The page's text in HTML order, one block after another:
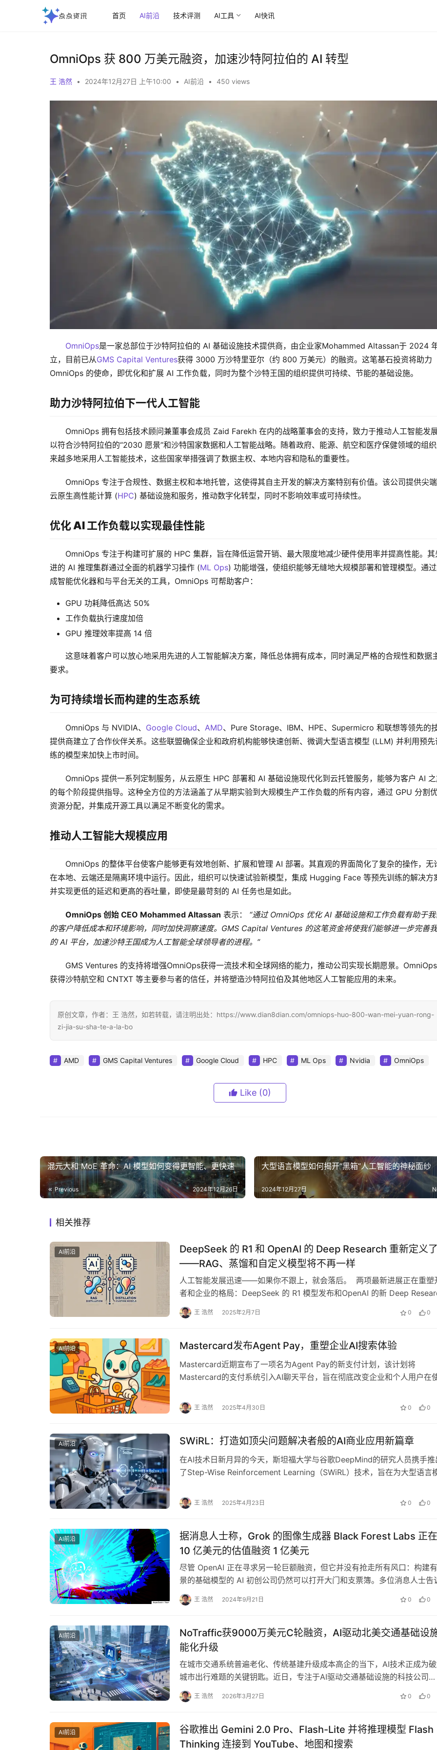
首页 AI前沿 技术评测 AI工具 AI快讯
OmniOps 获 800 万美元融资，加速沙特阿拉伯的 AI 转型
王 浩然 • 2024年12月27日 上午10:00 • AI前沿 • 450 views
OmniOps是一家总部位于沙特阿拉伯的 AI 基础设施技术提供商，由企业家Mohammed Altassan于 2024
立，目前已从GMS Capital Ventures获得 3000 万沙特里亚尔（约 800 万美元）的融资。这笔基石投资将助力
OmniOps 的使命，即优化和扩展 AI 工作负载，同时为整个沙特王国的组织提供可持续、节能的基础设施。
助力沙特阿拉伯下一代人工智能
OmniOps 拥有包括技术顾问兼董事会成员 Zaid Farekh 在内的战略董事会的支持，致力于推动人工智能发展
以符合沙特阿拉伯的“2030 愿景”和沙特国家数据和人工智能战略。随着政府、能源、航空和医疗保健领域的组
来越多地采用人工智能技术，这些国家举措强调了数据主权、本地内容和隐私的重要性。
OmniOps 专注于合规性、数据主权和本地托管，这使得其自主开发的解决方案特别有价值。该公司提供尖
云原生高性能计算 (HPC) 基础设施和服务，推动数字化转型，同时不影响效率或可持续性。
优化 AI 工作负载以实现最佳性能
OmniOps 专注于构建可扩展的 HPC 集群，旨在降低运营开销、最大限度地减少硬件使用率并提高性能。其
进的 AI 推理集群通过全面的机器学习操作 (ML Ops) 功能增强，使组织能够无缝地大规模部署和管理模型。通
成智能优化器和与平台无关的工具，OmniOps 可帮助客户：
GPU 功耗降低高达 50%
工作负载执行速度加倍
GPU 推理效率提高 14 倍
这意味着客户可以放心地采用先进的人工智能解决方案，降低总体拥有成本，同时满足严格的合规性和数据
要求。
为可持续增长而构建的生态系统
OmniOps 与 NVIDIA、 Google Cloud、 AMD、Pure Storage、IBM、HPE、Supermicro 和联想等领先的
提供商建立了合作伙伴关系。这些联盟确保企业和政府机构能够快速创新、微调大型语言模型 (LLM) 并利用预先
练的模型来加快上市时间。
OmniOps 提供一系列定制服务，从云原生 HPC 部署和 AI 基础设施现代化到云托管服务，能够为客户 AI
的每个阶段提供指导。这种全方位的方法涵盖了从早期实验到大规模生产工作负载的所有内容，通过 GPU 分割
资源分配，并集成开源工具以满足不断变化的需求。
推动人工智能大规模应用
OmniOps 的整体平台使客户能够更有效地创新、扩展和管理 AI 部署。其直观的界面简化了复杂的操作，无
在本地、云端还是隔离环境中运行。因此，组织可以快速试验新模型，集成 Hugging Face 等预先训练的解决方
并实现更低的延迟和更高的吞吐量，即使是最苛刻的 AI 任务也是如此。
OmniOps 创始 CEO Mohammed Altassan 表示： “通过 OmniOps 优化 AI 基础设施和工作负载有助于
的客户降低成本和环境影响，同时加快洞察速度。GMS Capital Ventures 的这笔资金将使我们能够进一步完善
的 AI 平台，加速沙特王国成为人工智能全球领导者的进程。”
GMS Ventures 的支持将增强OmniOps获得一流技术和全球网络的能力，推动公司实现长期愿景。
获得沙特航空和 CNTXT 等主要参与者的信任，并将塑造沙特阿拉伯及其他地区人工智能应用的未来。
原创文章，作者：王 浩然，如若转载，请注明出处：https://www.dian8dian.com/omniops-huo-800-wan-mei-yuan-rong-
zi-jia-su-sha-te-a-la-bo
AMD GMS Capital Ventures Google Cloud HPC ML Ops Nvidia OmniOps
Like (0)
混元大和 MoE 革命：AI 模型如何变得更智能、更快速
Previous 2024年12月26日
大型语言模型如何揭开“黑箱”人工智能的神秘面纱
2024年12月27日
相关推荐
AI前沿
DeepSeek 的 R1 和 OpenAI 的 Deep Research 重新定义
——RAG、蒸馏和自定义模型将不再一样
人工智能发展迅速——如果你不跟上，就会落后。 两项最新进展正在重塑
者和企业的格局：DeepSeek 的 R1 模型发布和OpenAI 的新 Deep
王 浩然 2025年2月7日 0 0
AI前沿 Mastercard发布Agent Pay，重塑企业AI搜索体验
Mastercard近期宣布了一项名为Agent Pay的新支付计划，该计划将
Mastercard的支付系统引入AI聊天平台，旨在彻底改变企业和个人用户在
王 浩然 2025年4月30日 0 0
AI前沿 SWiRL：打造如顶尖问题解决者般的AI商业应用新篇章
在AI技术日新月异的今天，斯坦福大学与谷歌DeepMind的研究人员携手推
了Step-Wise Reinforcement Learning（SWiRL）技术，旨在为大型语言
王 浩然 2025年4月23日 0 0
AI前沿
据消息人士称，Grok 的图像生成器 Black Forest Labs 正
10 亿美元的估值融资 1 亿美元
尽管 OpenAI 正在寻求另一轮巨额融资，但它并没有抢走所有风口：构建
景的基础模型的 AI 初创公司仍然可以打开大门和支票簿。多位消息人士告
们，Black Forest …
王 浩然 2024年9月21日 0 0
AI前沿
NoTraffic获9000万美元C轮融资，AI驱动北美交通基础设
能化升级
在城市交通系统普遍老化、传统基建升级成本高企的当下，AI技术正成为
城市出行难题的关键钥匙。近日，专注于AI驱动交通基础设施的科技公司
NoTraffic宣布完成9000万美元C轮…
王 浩然 2026年3月27日 0 0
AI前沿
谷歌推出 Gemini 2.0 Pro、Flash-Lite 并将推理模型 Flash
Thinking 连接到 YouTube、地图和搜索